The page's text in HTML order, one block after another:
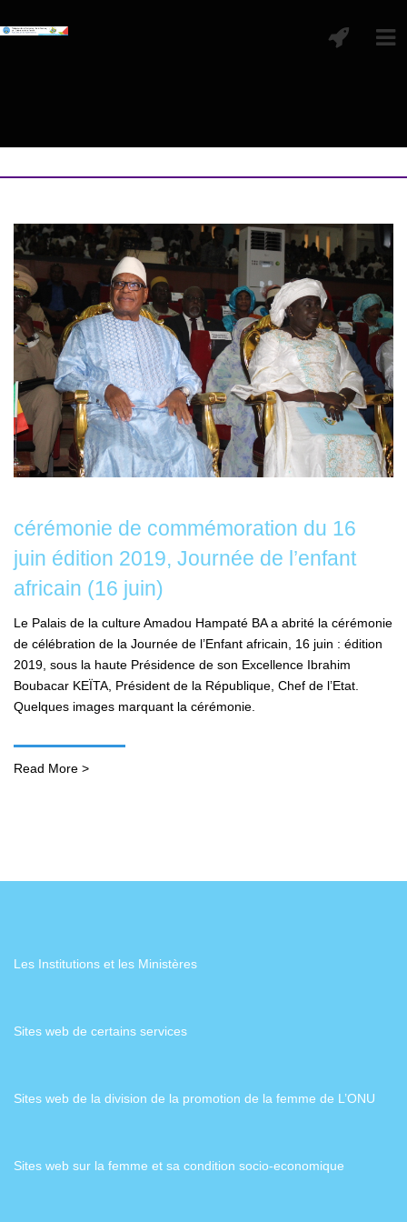
cérémonie de commémoration du 16
juin édition 2019, Journée de l’enfant
africain (16 juin)
Le Palais de la culture Amadou Hampaté BA a abrité la cérémonie
de célébration de la Journée de l’Enfant africain, 16 juin : édition
2019, sous la haute Présidence de son Excellence Ibrahim
Boubacar KEÏTA, Président de la République, Chef de l’Etat.
Quelques images marquant la cérémonie.
Read More >
Les Institutions et les Ministères
Sites web de certains services
Sites web de la division de la promotion de la femme de L’ONU
Sites web sur la femme et sa condition socio-economique